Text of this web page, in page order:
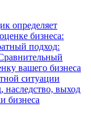
определяет
бизнеса:
подход:
вашего бизнеса
ситуации
наследство, выход
бизнеса